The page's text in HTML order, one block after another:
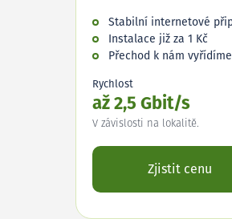
Stabilní internetové
Instalace již za 1 Kč
Přechod k nám
Rychlost
až 2,5 Gbit/s
V závislosti na lokalitě.
Zjistit cenu